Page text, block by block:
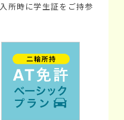
所時に学生証をご持参